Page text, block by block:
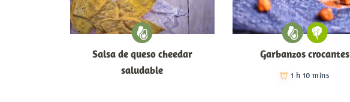
Salsa de queso cheedar
saludable
Garbanzos crocantes
1 h 10 mins